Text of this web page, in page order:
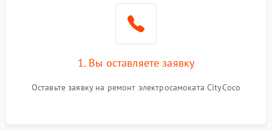
1. Вы оставляете заявку
Оставьте заявку на ремонт электросамоката CityCoco